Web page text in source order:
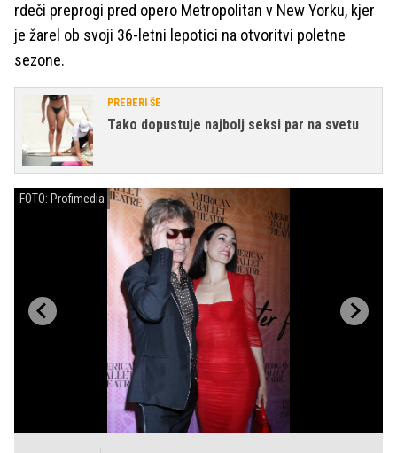
rdeči preprogi pred opero Metropolitan v New Yorku, kjer
je žarel ob svoji 36-letni lepotici na otvoritvi poletne
sezone.
PREBERI ŠE
Tako dopustuje najbolj seksi par na svetu
FOTO: Profimedia